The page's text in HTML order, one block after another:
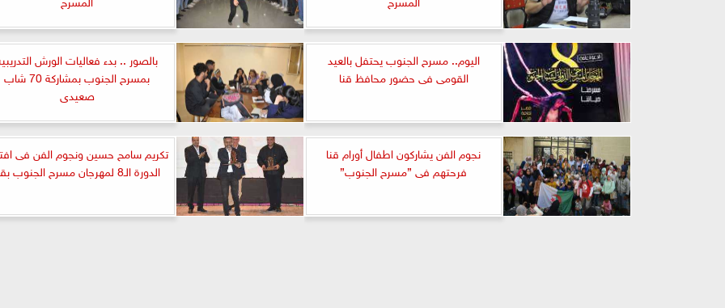
اليوم.. مسرح الجنوب يحتفل بالعيد
القومى فى حضور محافظ قنا
بالصور .. بدء فعاليات الورش
بمسرح الجنوب بمشاركة 70 شاب
صعيدى
نجوم الفن يشاركون اطفال أورام قنا
فرحتهم فى ”مسرح الجنوب”
تكريم سامح حسين ونجوم الفن فى
الدورة الـ8 لمهرجان مسرح الجنوب بقنا